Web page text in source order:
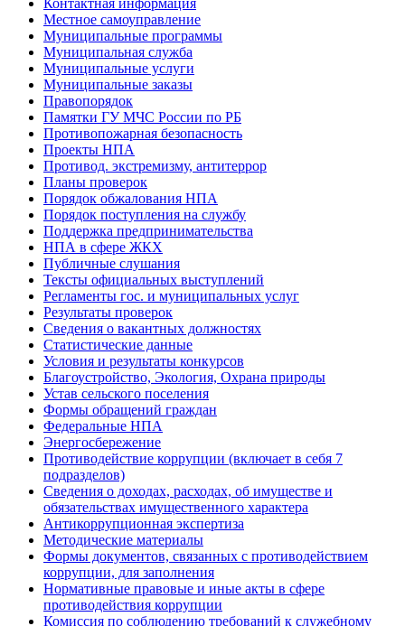
Контактная информация
Местное самоуправление
Муниципальные программы
Муниципальная служба
Муниципальные услуги
Муниципальные заказы
Правопорядок
Памятки ГУ МЧС России по РБ
Противопожарная безопасность
Проекты НПА
Противод. экстремизму, антитеррор
Планы проверок
Порядок обжалования НПА
Порядок поступления на службу
Поддержка предпринимательства
НПА в сфере ЖКХ
Публичные слушания
Тексты официальных выступлений
Регламенты гос. и муниципальных услуг
Результаты проверок
Сведения о вакантных должностях
Статистические данные
Условия и результаты конкурсов
Благоустройство, Экология, Охрана природы
Устав сельского поселения
Формы обращений граждан
Федеральные НПА
Энергосбережение
Противодействие коррупции (включает в себя 7
подразделов)
Сведения о доходах, расходах, об имуществе и
обязательствах имущественного характера
Антикоррупционная экспертиза
Методические материалы
Формы документов, связанных с противодействием
коррупции, для заполнения
Нормативные правовые и иные акты в сфере
противодействия коррупции
Комиссия по соблюдению требований к служебному